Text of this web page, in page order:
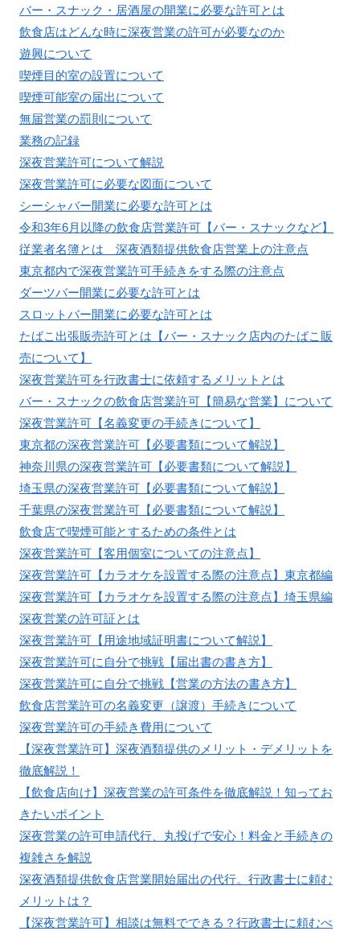
バー・スナック・居酒屋の開業に必要な許可とは
飲食店はどんな時に深夜営業の許可が必要なのか
遊興について
喫煙目的室の設置について
喫煙可能室の届出について
無届営業の罰則について
業務の記録
深夜営業許可について解説
深夜営業許可に必要な図面について
シーシャバー開業に必要な許可とは
令和3年6月以降の飲食店営業許可【バー・スナックなど】
従業者名簿とは 深夜酒類提供飲食店営業上の注意点
東京都内で深夜営業許可手続きをする際の注意点
ダーツバー開業に必要な許可とは
スロットバー開業に必要な許可とは
たばこ出張販売許可とは【バー・スナック店内のたばこ販
売について】
深夜営業許可を行政書士に依頼するメリットとは
バー・スナックの飲食店営業許可【簡易な営業】について
深夜営業許可【名義変更の手続きについて】
東京都の深夜営業許可【必要書類について解説】
神奈川県の深夜営業許可【必要書類について解説】
埼玉県の深夜営業許可【必要書類について解説】
千葉県の深夜営業許可【必要書類について解説】
飲食店で喫煙可能とするための条件とは
深夜営業許可【客用個室についての注意点】
深夜営業許可【カラオケを設置する際の注意点】東京都編
深夜営業許可【カラオケを設置する際の注意点】埼玉県編
深夜営業の許可証とは
深夜営業許可【用途地域証明書について解説】
深夜営業許可に自分で挑戦【届出書の書き方】
深夜営業許可に自分で挑戦【営業の方法の書き方】
飲食店営業許可の名義変更（譲渡）手続きについて
深夜営業許可の手続き費用について
【深夜営業許可】深夜酒類提供のメリット・デメリットを
徹底解説！
【飲食店向け】深夜営業の許可条件を徹底解説！知ってお
きたいポイント
深夜営業の許可申請代行、丸投げで安心！料金と手続きの
複雑さを解説
深夜酒類提供飲食店営業開始届出の代行。行政書士に頼む
メリットは？
【深夜営業許可】相談は無料でできる？行政書士に頼むべ